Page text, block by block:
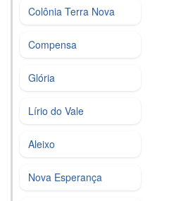
Colônia Terra Nova
Compensa
Glória
Lírio do Vale
Aleixo
Nova Esperança